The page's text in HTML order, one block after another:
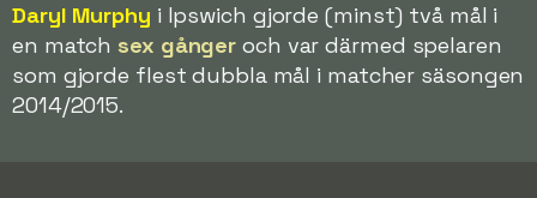
Daryl Murphy i Ipswich gjorde (minst) två mål i
en match sex gånger och var därmed spelaren
som gjorde flest dubbla mål i matcher säsongen
2014/2015.